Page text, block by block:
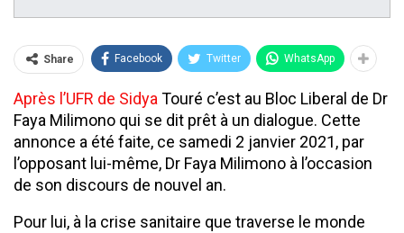
Share Facebook Twitter WhatsApp
Après l’UFR de Sidya Touré c’est au Bloc Liberal de Dr
Faya Milimono qui se dit prêt à un dialogue. Cette
annonce a été faite, ce samedi 2 janvier 2021, par
l’opposant lui-même, Dr Faya Milimono à l’occasion
de son discours de nouvel an.
Pour lui, à la crise sanitaire que traverse le monde